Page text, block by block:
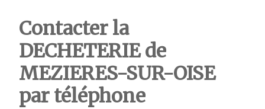
Contacter la
DECHETERIE de
MEZIERES-SUR-OISE
par téléphone